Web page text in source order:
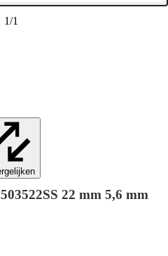
1/1
22 mm 5,6 mm